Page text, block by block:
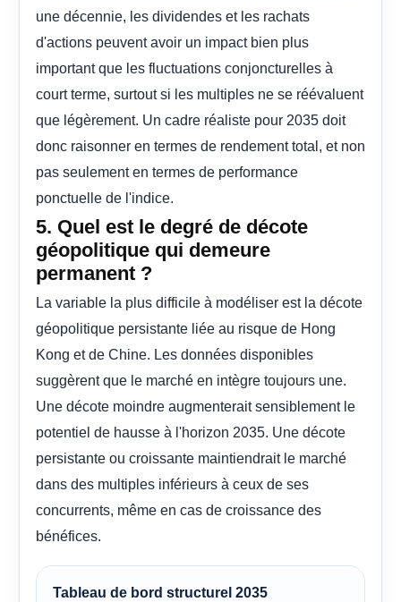
une décennie, les dividendes et les rachats
d'actions peuvent avoir un impact bien plus
important que les fluctuations conjoncturelles à
court terme, surtout si les multiples ne se réévaluent
que légèrement. Un cadre réaliste pour 2035 doit
donc raisonner en termes de rendement total, et non
pas seulement en termes de performance
ponctuelle de l'indice.
5. Quel est le degré de décote
géopolitique qui demeure
permanent ?
La variable la plus difficile à modéliser est la décote
géopolitique persistante liée au risque de Hong
Kong et de Chine. Les données disponibles
suggèrent que le marché en intègre toujours une.
Une décote moindre augmenterait sensiblement le
potentiel de hausse à l'horizon 2035. Une décote
persistante ou croissante maintiendrait le marché
dans des multiples inférieurs à ceux de ses
concurrents, même en cas de croissance des
bénéfices.
Tableau de bord structurel 2035